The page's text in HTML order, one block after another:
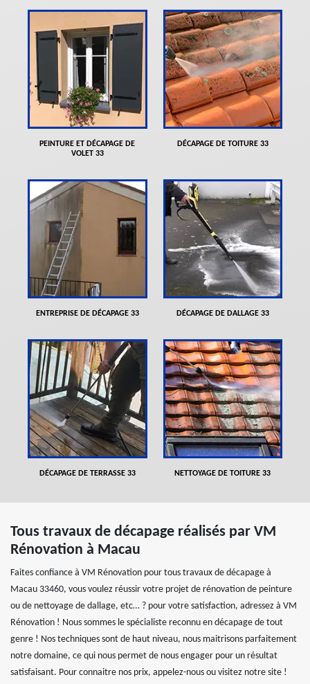
PEINTURE ET DÉCAPAGE DE
VOLET 33
DÉCAPAGE DE TOITURE 33
ENTREPRISE DE DÉCAPAGE 33 DÉCAPAGE DE DALLAGE 33
DÉCAPAGE DE TERRASSE 33 NETTOYAGE DE TOITURE 33
Tous travaux de décapage réalisés par VM
Rénovation à Macau
Faites confiance à VM Rénovation pour tous travaux de décapage à
Macau 33460, vous voulez réussir votre projet de rénovation de peinture
ou de nettoyage de dallage, etc… ? pour votre satisfaction, adressez à VM
Rénovation ! Nous sommes le spécialiste reconnu en décapage de tout
genre ! Nos techniques sont de haut niveau, nous maitrisons parfaitement
notre domaine, ce qui nous permet de nous engager pour un résultat
satisfaisant. Pour connaitre nos prix, appelez-nous ou visitez notre site !